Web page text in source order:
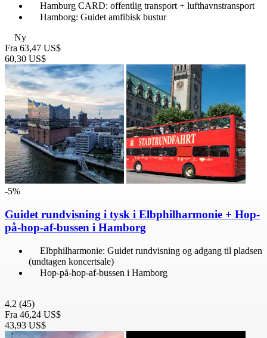
Hamburg CARD: offentlig transport + lufthavnstransport
Hamborg: Guidet amfibisk bustur
Ny
Fra 63,47 US$
60,30 US$
-5%
Guidet rundvisning i tysk i Elbphilharmonie + Hop-
på-hop-af-bussen i Hamborg
Elbphilharmonie: Guidet rundvisning og adgang til pladsen
(undtagen koncertsale)
Hop-på-hop-af-bussen i Hamborg
4,2 (45)
Fra 46,24 US$
43,93 US$